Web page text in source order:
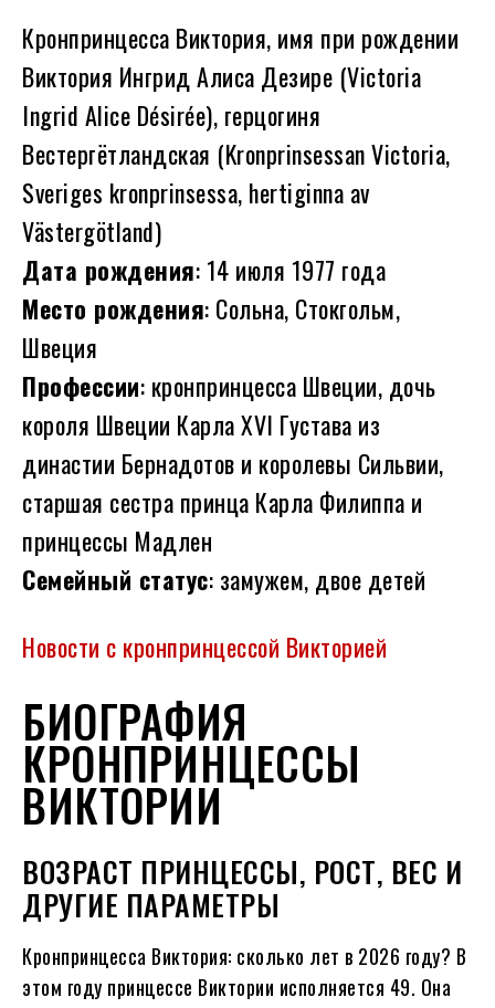
Кронпринцесса Виктория, имя при рождении
Виктория Ингрид Алиса Дезире (Victoria
Ingrid Alice Désirée), герцогиня
Вестергётландская (Kronprinsessan Victoria,
Sveriges kronprinsessa, hertiginna av
Västergötland)
Дата рождения: 14 июля 1977 года
Место рождения: Сольна, Стокгольм,
Швеция
Профессии: кронпринцесса Швеции, дочь
короля Швеции Карла XVI Густава из
династии Бернадотов и королевы Сильвии,
старшая сестра принца Карла Филиппа и
принцессы Мадлен
Семейный статус: замужем, двое детей
Новости с кронпринцессой Викторией
БИОГРАФИЯ
КРОНПРИНЦЕССЫ
ВИКТОРИИ
ВОЗРАСТ ПРИНЦЕССЫ, РОСТ, ВЕС И
ДРУГИЕ ПАРАМЕТРЫ
Кронпринцесса Виктория: сколько лет в 2026 году? В
этом году принцессе Виктории исполняется 49. Она